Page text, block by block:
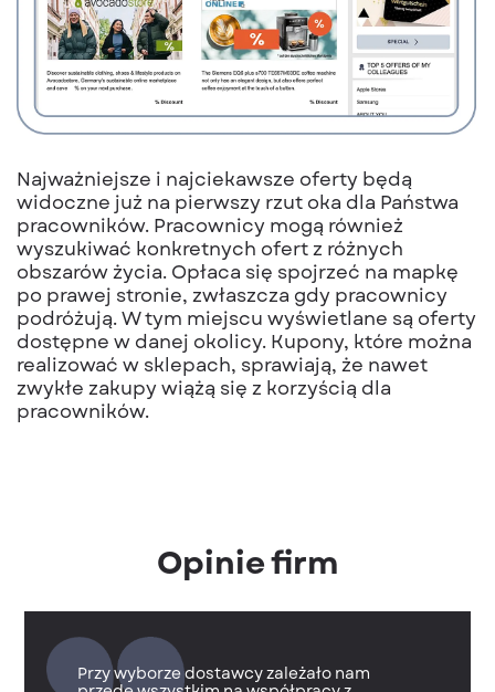
Najważniejsze i najciekawsze oferty będą
widoczne już na pierwszy rzut oka dla Państwa
pracowników. Pracownicy mogą również
wyszukiwać konkretnych ofert z różnych
obszarów życia. Opłaca się spojrzeć na mapkę
po prawej stronie, zwłaszcza gdy pracownicy
podróżują. W tym miejscu wyświetlane są oferty
dostępne w danej okolicy. Kupony, które można
realizować w sklepach, sprawiają, że nawet
zwykłe zakupy wiążą się z korzyścią dla
pracowników.
Opinie firm
Przy wyborze dostawcy zależało nam